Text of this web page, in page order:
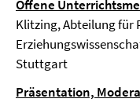
Offene
Klitzing, Abteilung für
Stuttgart
Präsentation,